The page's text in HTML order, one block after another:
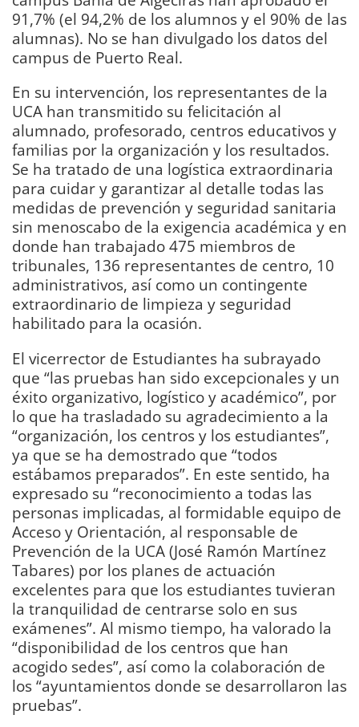
91,7% (el 94,2% de los alumnos y el 90% de las
alumnas). No se han divulgado los datos del
campus de Puerto Real.
En su intervención, los representantes de la
UCA han transmitido su felicitación al
alumnado, profesorado, centros educativos y
familias por la organización y los resultados.
Se ha tratado de una logística extraordinaria
para cuidar y garantizar al detalle todas las
medidas de prevención y seguridad sanitaria
sin menoscabo de la exigencia académica y en
donde han trabajado 475 miembros de
tribunales, 136 representantes de centro, 10
administrativos, así como un contingente
extraordinario de limpieza y seguridad
habilitado para la ocasión.
El vicerrector de Estudiantes ha subrayado
que “las pruebas han sido excepcionales y un
éxito organizativo, logístico y académico”, por
lo que ha trasladado su agradecimiento a la
“organización, los centros y los estudiantes”,
ya que se ha demostrado que “todos
estábamos preparados”. En este sentido, ha
expresado su “reconocimiento a todas las
personas implicadas, al formidable equipo de
Acceso y Orientación, al responsable de
Prevención de la UCA (José Ramón Martínez
Tabares) por los planes de actuación
excelentes para que los estudiantes tuvieran
la tranquilidad de centrarse solo en sus
exámenes”. Al mismo tiempo, ha valorado la
“disponibilidad de los centros que han
acogido sedes”, así como la colaboración de
los “ayuntamientos donde se desarrollaron las
pruebas”.